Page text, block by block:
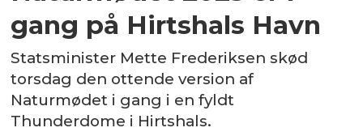
gang på Hirtshals Havn
Statsminister Mette Frederiksen skød
torsdag den ottende version af
Naturmødet i gang i en fyldt
Thunderdome i Hirtshals.